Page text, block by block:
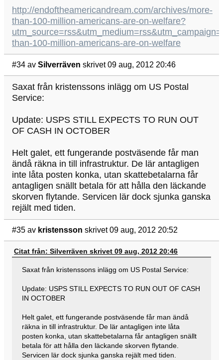
http://endoftheamericandream.com/archives/more-
than-100-million-americans-are-on-welfare?
than-100-million-americans-are-on-welfare
#34 av Silverräven skrivet 09 aug, 2012 20:46
Saxat från kristenssons inlägg om US Postal
Service:
Update: USPS STILL EXPECTS TO RUN OUT
OF CASH IN OCTOBER
Helt galet, ett fungerande postväsende får man
ändå räkna in till infrastruktur. De lär antagligen
inte låta posten konka, utan skattebetalarna får
antagligen snällt betala för att hålla den läckande
skorven flytande. Servicen lär dock sjunka ganska
rejält med tiden.
#35 av kristensson skrivet 09 aug, 2012 20:52
Citat från: Silverräven skrivet 09 aug, 2012 20:46
Saxat från kristenssons inlägg om US Postal Service:
Update: USPS STILL EXPECTS TO RUN OUT OF CASH
IN OCTOBER
Helt galet, ett fungerande postväsende får man ändå
räkna in till infrastruktur. De lär antagligen inte låta
posten konka, utan skattebetalarna får antagligen snällt
betala för att hålla den läckande skorven flytande.
Servicen lär dock sjunka ganska rejält med tiden.